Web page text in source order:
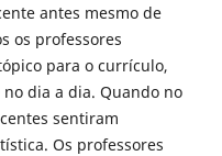
antes mesmo de
os professores
para o currículo,
dia a dia. Quando no
sentiram
Os professores